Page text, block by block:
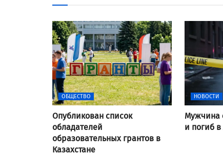
ОБЩЕСТВО
Опубликован список
обладателей
образовательных грантов в
Казахстане
НОВОСТИ
Мужчина
и погиб в